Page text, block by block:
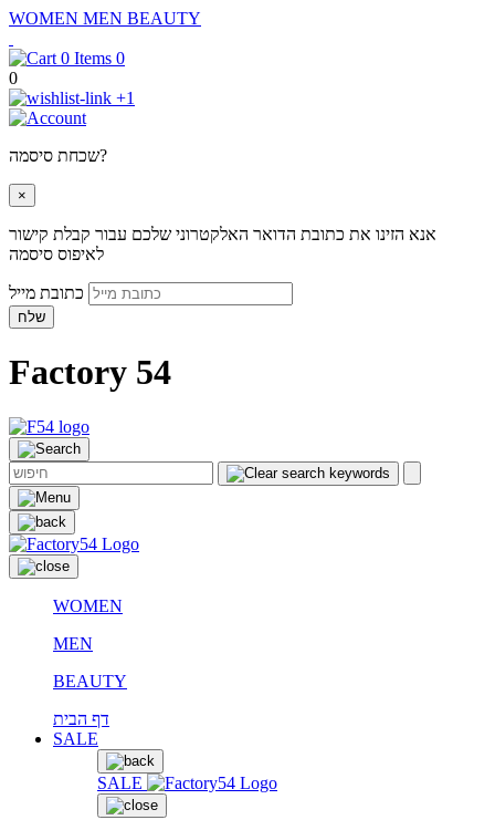
WOMEN MEN BEAUTY
0
0
+1
שכחת סיסמה?
×
אנא הזינו את כתובת הדואר האלקטרוני שלכם עבור קבלת קישור
לאיפוס סיסמה
שלח
Factory 54
WOMEN
MEN
BEAUTY
דף הבית
SALE
SALE